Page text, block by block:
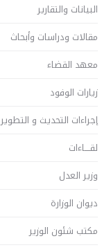
البيانات والتقارير
مقالات ودراسات وأبحاث
معهد القضاء
زيارات الوفود
إجراءات التحديث و التطوير
لقــــاءات
وزير العدل
ديوان الوزارة
مكتب شئون الوزير